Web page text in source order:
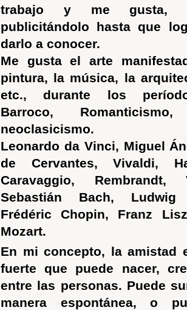
trabajo y me gusta,
publicitándolo hasta que
darlo a conocer.
Me gusta el arte
pintura, la música, la
etc., durante los
Barroco,
neoclasicismo.
Leonardo da Vinci, Miguel
de Cervantes, Vivaldi,
Caravaggio, Rembrandt,
Sebastián Bach, Ludwig
Frédéric Chopin, Franz
Mozart.
En mi concepto, la amistad
fuerte que puede nacer,
entre las personas. Puede
manera espontánea, o